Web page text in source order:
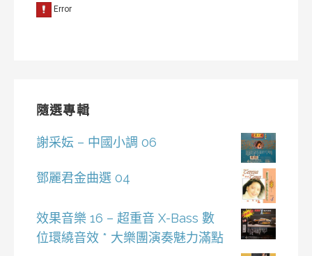
隨選專輯
謝采妘 – 中國小調 06
鄧麗君金曲選 04
效果音樂 16 – 超重音 X-Bass 數
位環繞音效 * 大樂團演奏魅力滿點